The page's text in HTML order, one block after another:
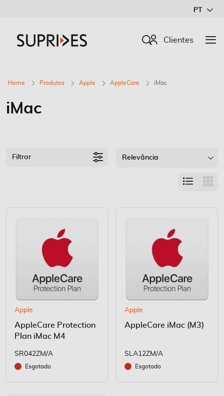
Conteúdo
PT
Procurar
Clientes
Home Produtos Apple AppleCare iMac
iMac
Apple
AppleCare Protection
Plan iMac M4
SR042ZM/A
Esgotado
Apple
AppleCare iMac (M3)
SLA12ZM/A
Esgotado
Filtrar